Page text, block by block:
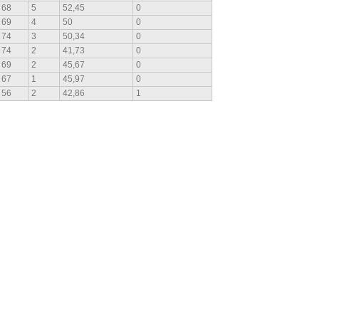
68 5 52,45
0
69 4 50
0
74 3 50,34
0
74 2 41,73
0
69 2 45,67
0
67 1 45,97
0
56 2 42,86 1